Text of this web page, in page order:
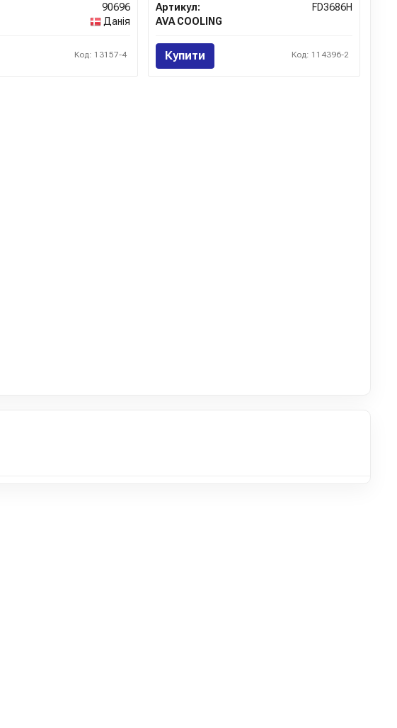
90696
Данія
Код: 13157-4
Артикул:
FD3686H
AVA COOLING
Купити Код: 114396-2